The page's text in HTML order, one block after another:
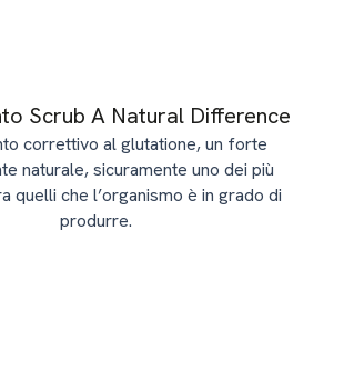
Scrub A Natural Difference
correttivo al glutatione, un forte
naturale, sicuramente uno dei più
quelli che l’organismo è in grado di
produrre.